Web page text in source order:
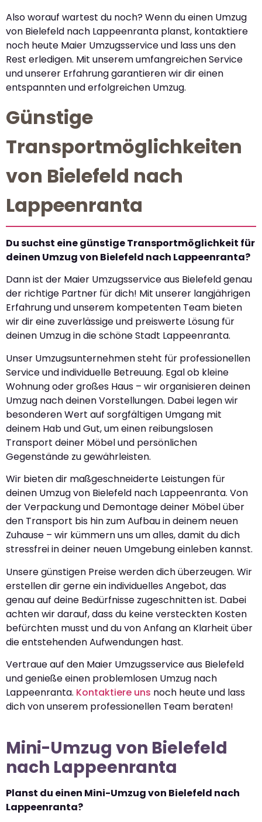
Also worauf wartest du noch? Wenn du einen Umzug
von Bielefeld nach Lappeenranta planst, kontaktiere
noch heute Maier Umzugsservice und lass uns den
Rest erledigen. Mit unserem umfangreichen Service
und unserer Erfahrung garantieren wir dir einen
entspannten und erfolgreichen Umzug.
Günstige
Transportmöglichkeiten
von Bielefeld nach
Lappeenranta
Du suchst eine günstige Transportmöglichkeit für
deinen Umzug von Bielefeld nach Lappeenranta?
Dann ist der Maier Umzugsservice aus Bielefeld genau
der richtige Partner für dich! Mit unserer langjährigen
Erfahrung und unserem kompetenten Team bieten
wir dir eine zuverlässige und preiswerte Lösung für
deinen Umzug in die schöne Stadt Lappeenranta.
Unser Umzugsunternehmen steht für professionellen
Service und individuelle Betreuung. Egal ob kleine
Wohnung oder großes Haus – wir organisieren deinen
Umzug nach deinen Vorstellungen. Dabei legen wir
besonderen Wert auf sorgfältigen Umgang mit
deinem Hab und Gut, um einen reibungslosen
Transport deiner Möbel und persönlichen
Gegenstände zu gewährleisten.
Wir bieten dir maßgeschneiderte Leistungen für
deinen Umzug von Bielefeld nach Lappeenranta. Von
der Verpackung und Demontage deiner Möbel über
den Transport bis hin zum Aufbau in deinem neuen
Zuhause – wir kümmern uns um alles, damit du dich
stressfrei in deiner neuen Umgebung einleben kannst.
Unsere günstigen Preise werden dich überzeugen. Wir
erstellen dir gerne ein individuelles Angebot, das
genau auf deine Bedürfnisse zugeschnitten ist. Dabei
achten wir darauf, dass du keine versteckten Kosten
befürchten musst und du von Anfang an Klarheit über
die entstehenden Aufwendungen hast.
Vertraue auf den Maier Umzugsservice aus Bielefeld
und genieße einen problemlosen Umzug nach
Lappeenranta. Kontaktiere uns noch heute und lass
dich von unserem professionellen Team beraten!
Mini-Umzug von Bielefeld
nach Lappeenranta
Planst du einen Mini-Umzug von Bielefeld nach
Lappeenranta?